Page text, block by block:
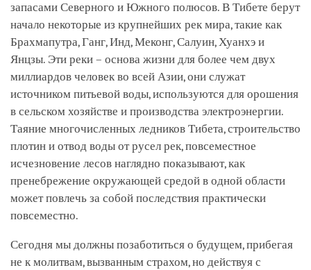
запасами Северного и Южного полюсов. В Тибете берут
начало некоторые из крупнейших рек мира, такие как
Брахмапутра, Ганг, Инд, Меконг, Салуин, Хуанхэ и
Янцзы. Эти реки – основа жизни для более чем двух
миллиардов человек во всей Азии, они служат
источником питьевой воды, используются для орошения
в сельском хозяйстве и производства электроэнергии.
Таяние многочисленных ледников Тибета, строительство
плотин и отвод воды от русел рек, повсеместное
исчезновение лесов наглядно показывают, как
пренебрежение окружающей средой в одной области
может повлечь за собой последствия практически
повсеместно.
Сегодня мы должны позаботиться о будущем, прибегая
не к молитвам, вызванным страхом, но действуя с